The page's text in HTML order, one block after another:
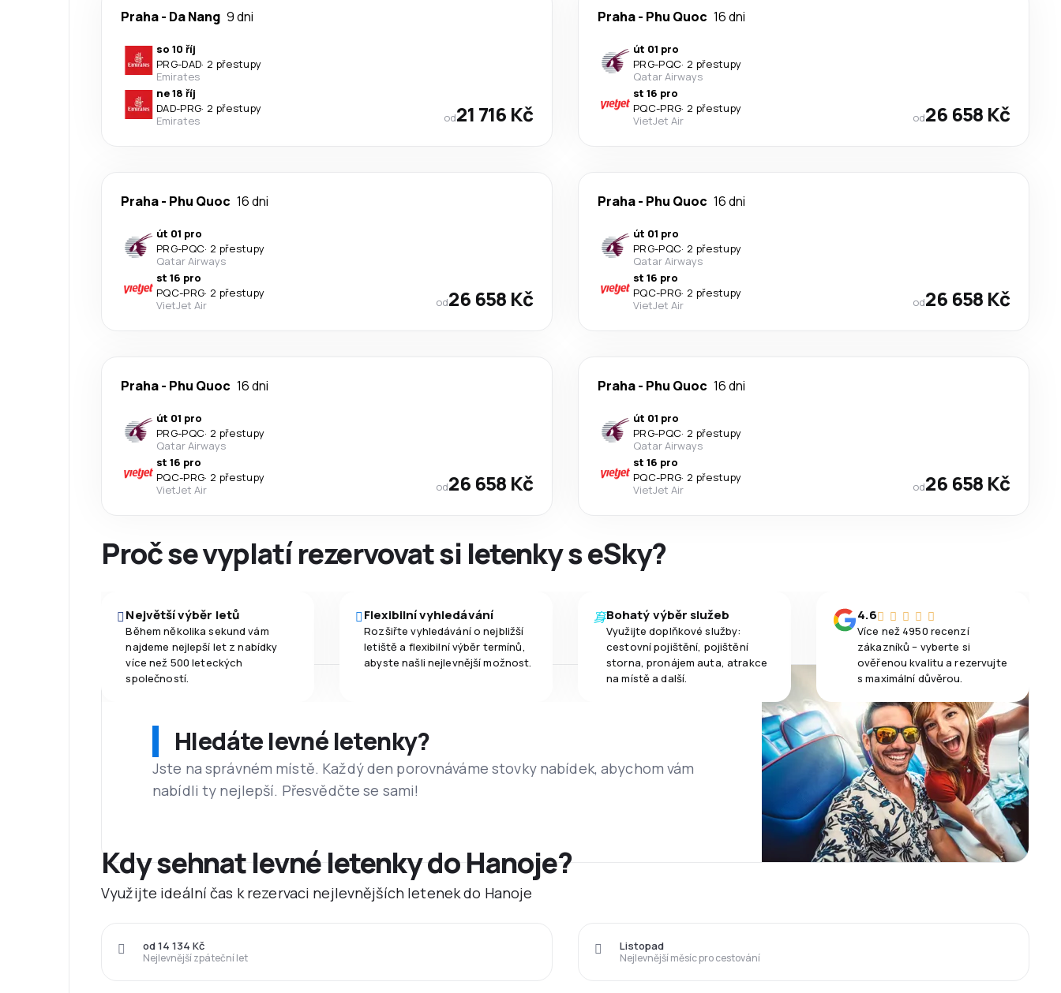
Praha- Da Nang 9 dni
so 10 říj
PRG-DAD· 2 přestupy
Emirates
ne 18 říj
DAD-PRG· 2 přestupy
Emirates
od21 716 Kč
Praha- Phu Quoc 16 dni
út 01 pro
PRG-PQC· 2 přestupy
Qatar Airways
st 16 pro
PQC-PRG· 2 přestupy
VietJet Air
od26 658 Kč
Praha- Phu Quoc 16 dni
út 01 pro
PRG-PQC· 2 přestupy
Qatar Airways
st 16 pro
PQC-PRG· 2 přestupy
VietJet Air
od26 658 Kč
Praha- Phu Quoc 16 dni
út 01 pro
PRG-PQC· 2 přestupy
Qatar Airways
st 16 pro
PQC-PRG· 2 přestupy
VietJet Air
od26 658 Kč
Praha- Phu Quoc 16 dni
út 01 pro
PRG-PQC· 2 přestupy
Qatar Airways
st 16 pro
PQC-PRG· 2 přestupy
VietJet Air
od26 658 Kč
Praha- Phu Quoc 16 dni
út 01 pro
PRG-PQC· 2 přestupy
Qatar Airways
st 16 pro
PQC-PRG· 2 přestupy
VietJet Air
od26 658 Kč
Proč se vyplatí rezervovat si letenky s eSky?
Největší výběr letů
Během několika sekund vám
najdeme nejlepší let z nabídky
více než 500 leteckých
společností.
Flexibilní vyhledávání
Rozšiřte vyhledávání o nejbližší
letiště a flexibilní výběr termínů,
abyste našli nejlevnější možnost.
Bohatý výběr služeb
Využijte doplňkové služby:
cestovní pojištění, pojištění
storna, pronájem auta, atrakce
na místě a další.
4.6
Více než 4950 recenzí
zákazníků – vyberte si
ověřenou kvalitu a rezervujte
s maximální důvěrou.
Hledáte levné letenky?
Jste na správném místě. Každý den porovnáváme stovky nabídek, abychom vám
nabídli ty nejlepší. Přesvědčte se sami!
Kdy sehnat levné letenky do Hanoje?
Využijte ideální čas k rezervaci nejlevnějších letenek do Hanoje
Nejlevnější zpáteční let
od 14 134 Kč
Nejlevnější měsíc pro cestování
Listopad